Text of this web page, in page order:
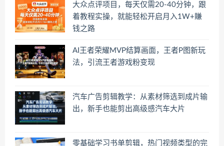
大众点评项目，每天仅需20-40分钟，跟
着教程实操，就能轻松开启月入1W+賺
钱之路
AI王者荣耀MVP结算画面，王者P图新玩
法，引流王者游戏粉变现
汽车广告剪辑教学：从素材筛选到成片输
出，新手也能剪出高级感汽车大片
零基础学习书单剪辑，热门视频类型的完